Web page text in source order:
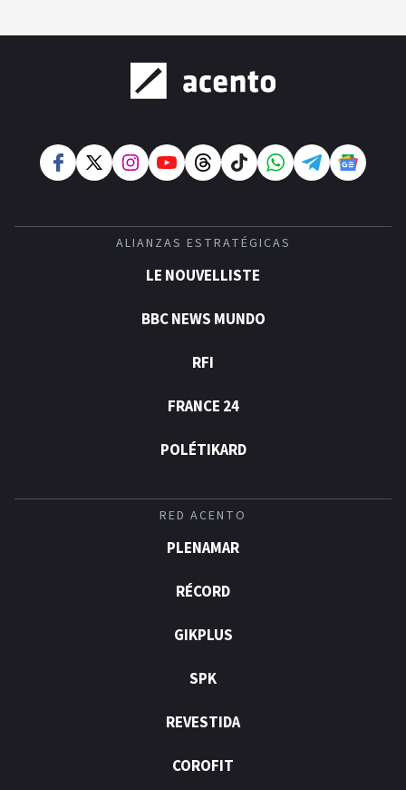
ALIANZAS ESTRATÉGICAS
LE NOUVELLISTE
BBC NEWS MUNDO
RFI
FRANCE 24
POLÉTIKARD
RED ACENTO
PLENAMAR
RÉCORD
GIKPLUS
SPK
REVESTIDA
COROFIT